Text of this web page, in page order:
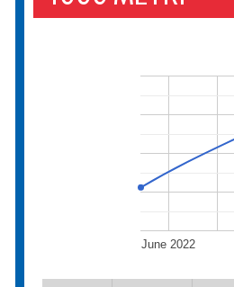
June 2022